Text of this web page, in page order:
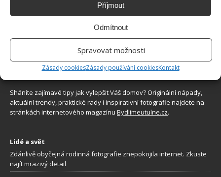
Příjmout
Odmítnout
Spravovat možnosti
Zásady cookiesZásady používání cookiesKontakt
Sháníte zajímavé tipy jak vylepšit Váš domov? Originální nápady,
aktuální trendy, praktické rady i inspirativní fotografie najdete na
stránkách internetového magazínu Bydlimeutulne.cz.
Lidé a svět
Zdánlivě obyčejná rodinná fotografie znepokojila internet. Zkuste
najít mrazivý detail